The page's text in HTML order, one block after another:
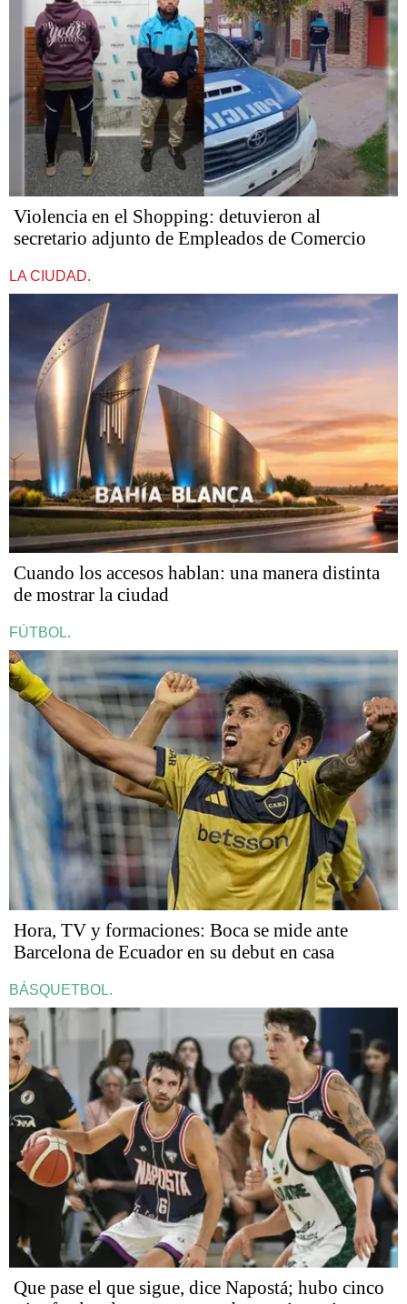
Violencia en el Shopping: detuvieron al
secretario adjunto de Empleados de Comercio
LA CIUDAD.
Cuando los accesos hablan: una manera distinta
de mostrar la ciudad
FÚTBOL.
Hora, TV y formaciones: Boca se mide ante
Barcelona de Ecuador en su debut en casa
BÁSQUETBOL.
Que pase el que sigue, dice Napostá; hubo cinco